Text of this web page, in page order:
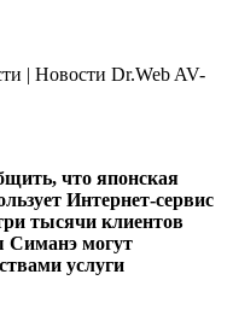
| Новости Dr.Web AV-
что японская
Интернет-сервис
тысячи клиентов
Симанэ могут
услуги